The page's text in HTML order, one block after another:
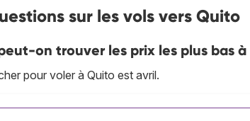
sur les vols vers Quito
on trouver les prix les plus bas
pour voler à Quito est avril.